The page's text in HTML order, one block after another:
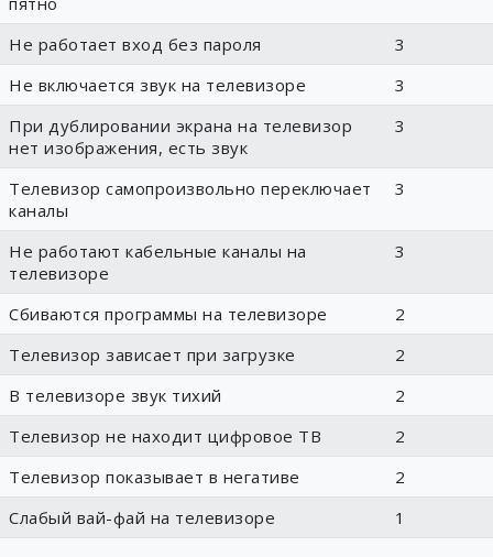
Не работает вход без пароля
3
Не включается звук на телевизоре
3
При дублировании экрана на телевизор
нет изображения, есть звук
3
Телевизор самопроизвольно переключает
каналы
3
Не работают кабельные каналы на
телевизоре
3
Сбиваются программы на телевизоре
2
Телевизор зависает при загрузке
2
В телевизоре звук тихий
2
Телевизор не находит цифровое ТВ
2
Телевизор показывает в негативе
2
Слабый вай-фай на телевизоре
1